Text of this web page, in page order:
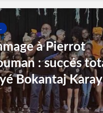
à Pierrot
: succés
Bokantaj